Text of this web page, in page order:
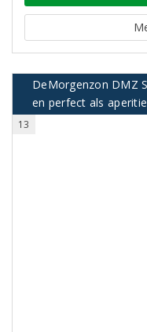
DeMorgenzon DMZ
en perfect als
13